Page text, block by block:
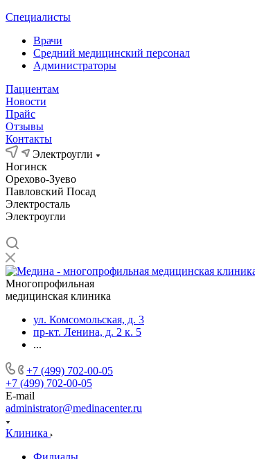
Специалисты
Врачи
Средний медицинский персонал
Администраторы
Пациентам
Новости
Прайс
Отзывы
Контакты
Электроугли
Ногинск
Орехово-Зуево
Павловский Посад
Электросталь
Электроугли
Многопрофильная
медицинская клиника
ул. Комсомольская, д. 3
пр-кт. Ленина, д. 2 к. 5
...
+7 (499) 702-00-05
+7 (499) 702-00-05
E-mail
administrator@medinacenter.ru
Клиника
Филиалы